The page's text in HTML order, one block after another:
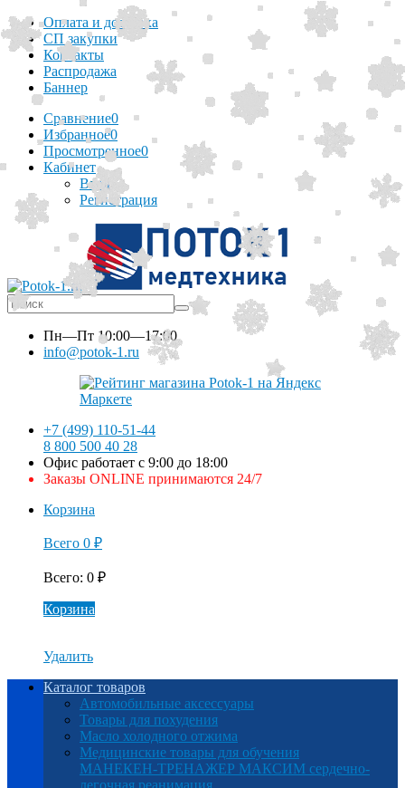
Оплата и доставка
СП закупки
Контакты
Распродажа
Баннер
Сравнение0
Избранное0
Просмотренное0
Кабинет
Вход
Регистрация
Пн—Пт 10:00—17:00
info@potok-1.ru
+7 (499) 110-51-44
8 800 500 40 28
Офис работает с 9:00 до 18:00
Заказы ONLINE принимаются 24/7
Корзина
Всего 0 ₽
Всего: 0 ₽
Корзина
Удалить
Каталог товаров
Автомобильные аксессуары
Товары для похудения
Масло холодного отжима
Медицинские товары для обучения
МАНЕКЕН-ТРЕНАЖЕР МАКСИМ сердечно-
легочная реанимация